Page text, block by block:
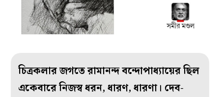
চিত্রকলার জগতে রামানন্দ বন্দোপাধ্যায়ের ছিল
একেবারে নিজস্ব ধরন, ধারণ, ধারণা। দেব-